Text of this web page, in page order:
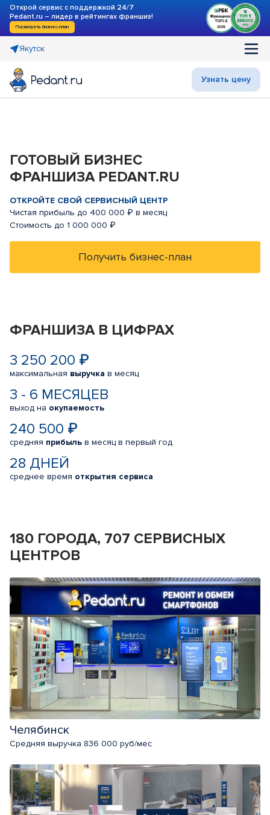
Открой сервис с поддержкой 24/7
Pedant.ru – лидер в рейтингах франшиз!
Посмотреть бизнес-план
Якутск
Узнать цену
ГОТОВЫЙ БИЗНЕС
ФРАНШИЗА PEDANT.RU
ОТКРОЙТЕ СВОЙ СЕРВИСНЫЙ ЦЕНТР
Чистая прибыль до 400 000 ₽ в месяц
Стоимость до 1 000 000 ₽
Получить бизнес-план
ФРАНШИЗА В ЦИФРАХ
3 250 200 ₽
максимальная выручка в месяц
3 - 6 МЕСЯЦЕВ
выход на окупаемость
240 500 ₽
средняя прибыль в месяц в первый год
28 ДНЕЙ
среднее время открытия сервиса
180 ГОРОДА, 707 СЕРВИСНЫХ
ЦЕНТРОВ
Челябинск
Средняя выручка 836 000 руб/мес